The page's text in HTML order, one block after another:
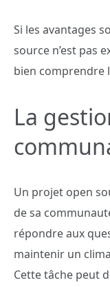
Si les avantages
source n’est pas
bien comprendre
La
Un projet open
de sa
répondre aux
maintenir un
Cette tâche peut